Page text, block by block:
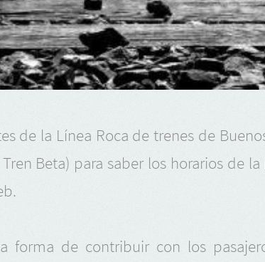
de la Línea Roca de trenes de
Beta) para saber los horarios de
forma de contribuir con los